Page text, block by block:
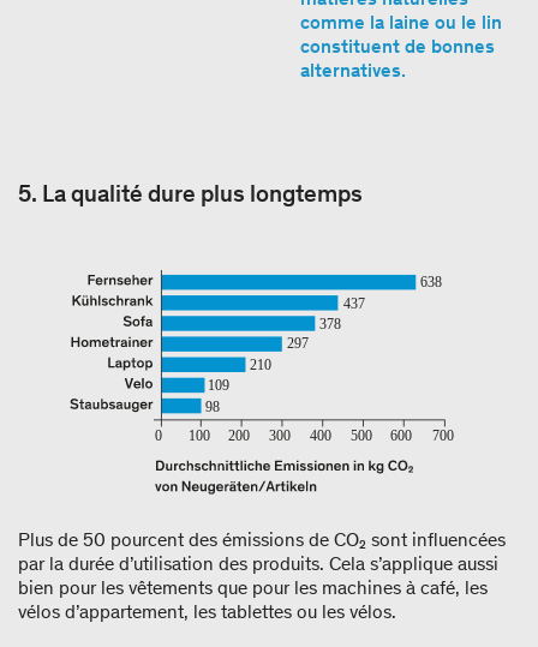
comme la laine ou le lin
constituent de bonnes
alternatives.
5. La qualité dure plus longtemps
Plus de 50 pourcent des émissions de CO₂ sont influencées
par la durée d’utilisation des produits. Cela s’applique aussi
bien pour les vêtements que pour les machines à café, les
vélos d’appartement, les tablettes ou les vélos.